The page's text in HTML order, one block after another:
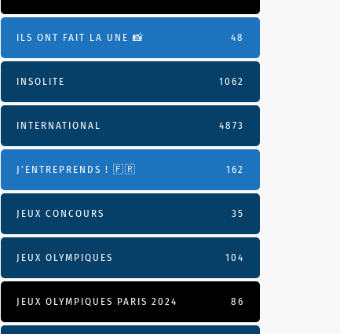
ILS ONT FAIT LA UNE 📸 48
INSOLITE 1062
INTERNATIONAL 4873
J'ENTREPRENDS ! 🇫🇷 162
JEUX CONCOURS 35
JEUX OLYMPIQUES 104
JEUX OLYMPIQUES PARIS 2024 86